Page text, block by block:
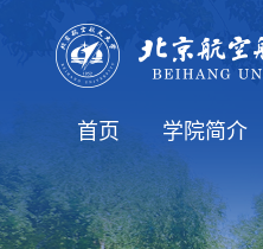
首页
学院要闻
通知公告
人才培养
就业信息
国际交流
学院简介
学院介绍
学院领导
学术机构
行政机构